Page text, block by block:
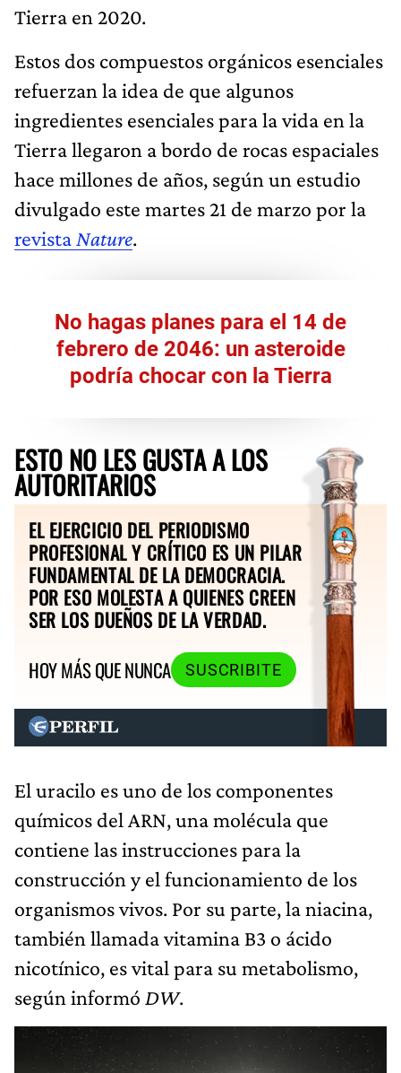
Tierra en 2020.
Estos dos compuestos orgánicos esenciales
refuerzan la idea de que algunos
ingredientes esenciales para la vida en la
Tierra llegaron a bordo de rocas espaciales
hace millones de años, según un estudio
divulgado este martes 21 de marzo por la
revista Nature.
No hagas planes para el 14 de
febrero de 2046: un asteroide
podría chocar con la Tierra
ESTO NO LES GUSTA A LOS
AUTORITARIOS
EL EJERCICIO DEL PERIODISMO
PROFESIONAL Y CRÍTICO ES UN PILAR
FUNDAMENTAL DE LA DEMOCRACIA.
POR ESO MOLESTA A QUIENES CREEN
SER LOS DUEÑOS DE LA VERDAD.
HOY MÁS QUE NUNCA
SUSCRIBITE
El uracilo es uno de los componentes
químicos del ARN, una molécula que
contiene las instrucciones para la
construcción y el funcionamiento de los
organismos vivos. Por su parte, la niacina,
también llamada vitamina B3 o ácido
nicotínico, es vital para su metabolismo,
según informó DW.